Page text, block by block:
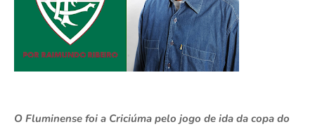
O Fluminense foi a Criciúma pelo jogo de ida da copa do